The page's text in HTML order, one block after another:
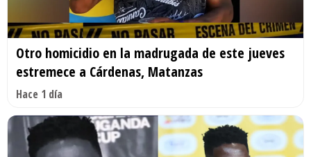
Otro homicidio en la madrugada de este jueves
estremece a Cárdenas, Matanzas
Hace 1 día